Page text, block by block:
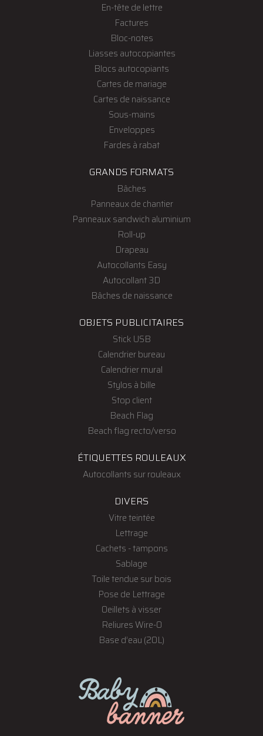
En-tête de lettre
Factures
Bloc-notes
Liasses autocopiantes
Blocs autocopiants
Cartes de mariage
Cartes de naissance
Sous-mains
Enveloppes
Fardes à rabat
GRANDS FORMATS
Bâches
Panneaux de chantier
Panneaux sandwich aluminium
Roll-up
Drapeau
Autocollants Easy
Autocollant 3D
Bâches de naissance
OBJETS PUBLICITAIRES
Stick USB
Calendrier bureau
Calendrier mural
Stylos à bille
Stop client
Beach Flag
Beach flag recto/verso
ÉTIQUETTES ROULEAUX
Autocollants sur rouleaux
DIVERS
Vitre teintée
Lettrage
Cachets - tampons
Sablage
Toile tendue sur bois
Pose de Lettrage
Oeillets à visser
Reliures Wire-O
Base d’eau (20L)